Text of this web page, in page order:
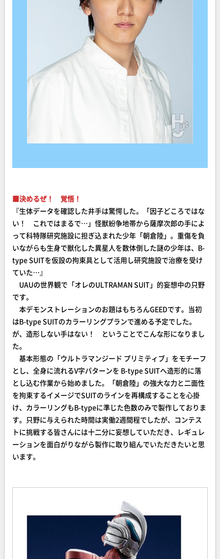
■決めるぜ！ 覚悟！
『生体データを確認した井手は驚愕した。「因子どころではな
い！ これではまるで…」怪獣紛争地帯から薩摩次郎の手によ
って科特隊研究施設に担ぎ込まれた少年「朝倉陸」。重傷を負
いながらも生身で獣化した異星人を数体倒した謎の少年は、B-
type SUITを仮設の拘束具として活用し研究施設で治療を受け
ていた…』
UAUの世界観で「オレのULTRAMAN SUIT」的妄想中の只野
です。
本デモンストレーションのお題はもちろんGEEDです。当初
はB-type SUITのカラーリングプランで進める予定でした。
が、造形しない手はない！ ということでこんな形になりまし
た。
基本形態の「ウルトラマンジード プリミティブ」をモチーフ
とし、全身に流れるV字パターンを B-type SUITへ造形的に落
とし込む作業から始めました。「朝倉陸」の強大な力と二面性
を拘束するイメージでSUITのラインを再構成することを心掛
け、カラーリングもB-typeに準じた色数のみで製作しておりま
す。只野に与えられた時間は実働2週間程でしたが、コンテス
トに挑戦する皆さんには十二分に妄想していただき、レギュレ
ーションを面白がりながら製作に取り組んでいただきたいと思
います。